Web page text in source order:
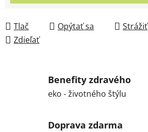
Tlač Opýtať sa
Strážiť
Zdieľať
Benefity zdravého
eko - životného štýlu
Doprava zdarma